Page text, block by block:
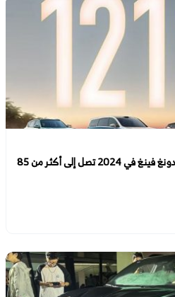
مبيعات علامة VOYAH التابعة لدونغ فينغ في 2024 تصل إلى أكثر من 85